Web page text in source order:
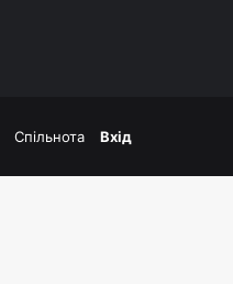
Спільнота Вхід